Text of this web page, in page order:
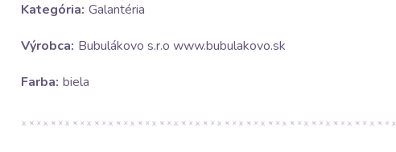
Kategória: Galantéria
Výrobca: Bubulákovo s.r.o www.bubulakovo.sk
Farba: biela